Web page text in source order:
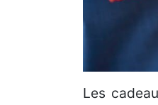
Les